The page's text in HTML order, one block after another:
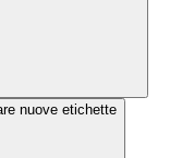
nuove etichette